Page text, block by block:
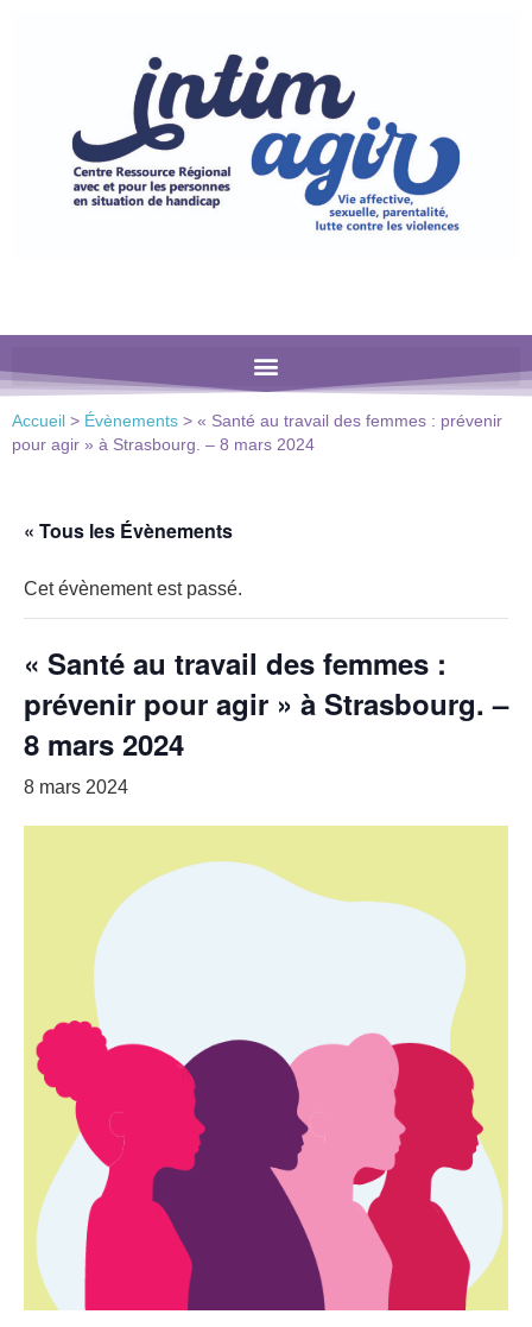
comprend
Accueil > Évènements > « Santé au travail des femmes : prévenir
pour agir » à Strasbourg. – 8 mars 2024
« Tous les Évènements
Cet évènement est passé.
« Santé au travail des femmes :
prévenir pour agir » à Strasbourg. –
8 mars 2024
8 mars 2024